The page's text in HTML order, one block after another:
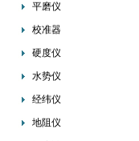
平磨仪
校准器
硬度仪
水势仪
经纬仪
地阻仪